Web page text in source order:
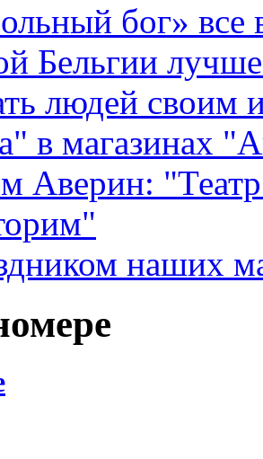
бог» все
Бельгии
людей своим
в магазинах
Аверин:
наших